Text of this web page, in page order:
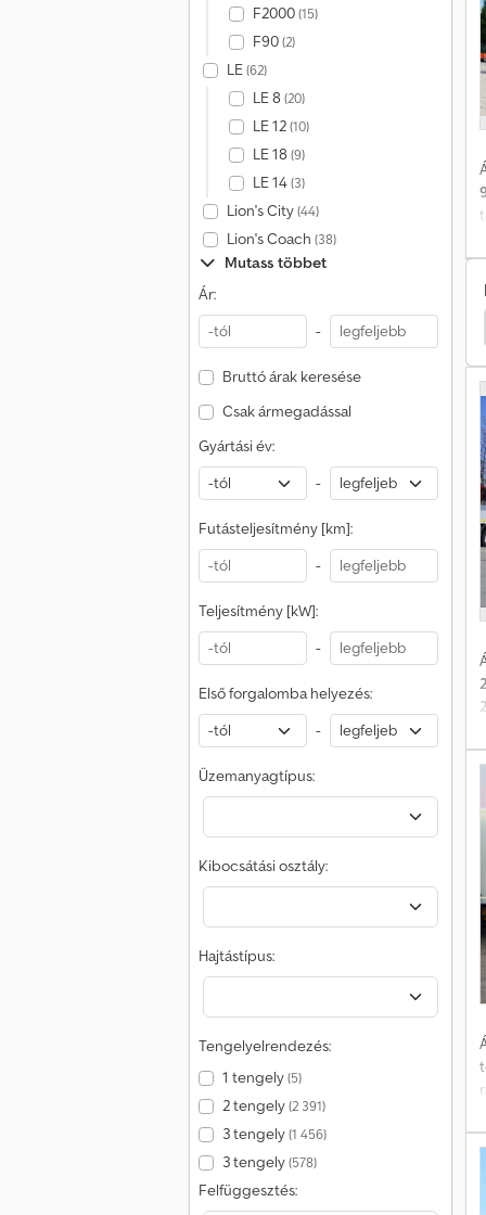
F2000(15)
F90(2)
LE(62)
LE 8 (20)
LE 12(10)
LE 18 (9)
LE 14(3)
Lion's City(44)
Lion's Coach (38)
Mutass többet
Ár:
-
Bruttó árak keresése
Csak ármegadással
Gyártási év:
-
Futásteljesítmény [km]:
-
Teljesítmény [kW]:
-
Első forgalomba helyezés:
-
Üzemanyagtípus:
Kibocsátási osztály:
Hajtástípus:
Tengelyelrendezés:
1 tengely(5)
2 tengely(2 391)
3 tengely(1 456)
3 tengely(578)
Felfüggesztés:
Iveco Eurocargo 120 Unia Más Borona